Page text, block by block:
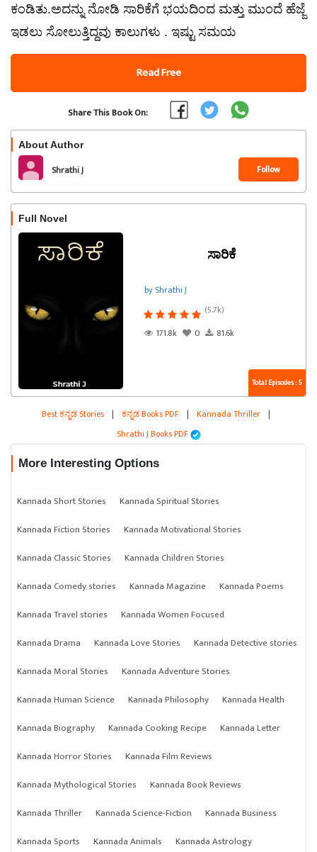
ಕಂಡಿತು.ಅದನ್ನು ನೋಡಿ ಸಾರಿಕೆಗೆ ಭಯದಿಂದ ಮತ್ತು ಮುಂದೆ ಹೆಜ್ಜೆ
ಇಡಲು ಸೋಲುತ್ತಿದ್ದವು ಕಾಲುಗಳು . ಇಷ್ಟು ಸಮಯ
Read Free
Share This Book On:
About Author
Shrathi J Follow
Full Novel
ಸಾರಿಕೆ
by Shrathi J
(5.7k)
171.8k
0 81.6k
Total Episodes : 5
Best ಕನ್ನಡ Stories | ಕನ್ನಡ Books PDF | Kannada Thriller |
Shrathi J Books PDF
More Interesting Options
Kannada Short Stories
Kannada Spiritual Stories
Kannada Fiction Stories
Kannada Motivational Stories
Kannada Classic Stories
Kannada Children Stories
Kannada Comedy stories
Kannada Magazine
Kannada Poems
Kannada Travel stories
Kannada Women Focused
Kannada Drama
Kannada Love Stories
Kannada Detective stories
Kannada Moral Stories
Kannada Adventure Stories
Kannada Human Science
Kannada Philosophy
Kannada Health
Kannada Biography
Kannada Cooking Recipe
Kannada Letter
Kannada Horror Stories
Kannada Film Reviews
Kannada Mythological Stories
Kannada Book Reviews
Kannada Thriller
Kannada Science-Fiction
Kannada Business
Kannada Sports
Kannada Animals Kannada Astrology